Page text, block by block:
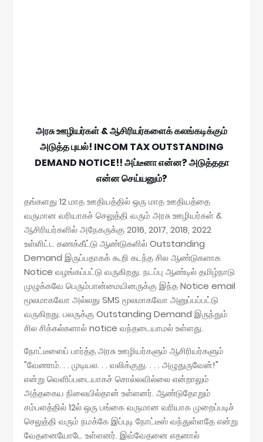
அரசு ஊழியர்கள் & ஆசிரியர்களைக் கலங்கடிக்கும்
அடுத்த புயல்! INCOM TAX OUTSTANDING
DEMAND NOTICE!! அப்டீனா என்ன? அடுத்ததா
என்ன செய்யனும்?
தங்களது 12 மாத ஊதியத்தில் ஒரு மாத ஊதியத்தை
வருமான வரியாகச் செலுத்தி வரும் அரசு ஊழியர்கள் &
ஆசிரியர்களில் அநேகருக்கு 2016, 2017, 2018, 2022
உள்ளிட்ட கணக்கீட்டு ஆண்டுகளில் Outstanding
Demand இருப்பதாகக் கூறி கடந்த சில ஆண்டுகளாக
Notice வழங்கப்பட்டு வருகிறது. நடப்பு ஆண்டில் தமிழ்நாடு
முழுக்கவே பெரும்பான்மையினருக்கு இந்த Notice email
மூலமாகவோ அல்லது SMS மூலமாகவோ அனுப்பப்பட்டு
வருகிறது. பலருக்கு Outstanding Demand இருந்தும்
சில சிக்கல்களால் notice வந்தடையாமல் உள்ளது.
நோட்டீஸைப் பார்த்த அரசு ஊழியர்களும் ஆசிரியர்களும்
"வேணாம். . . முடியல. . . வலிக்குது. . . . அழுதுருவேன்!"
என்று வெளிப்படையாகச் சொல்லவில்லை என்றாலும்
அத்தகைய நிலையில்தான் உள்ளனர். ஆண்டுதோறும்
சம்பளத்தில் 12ல் ஒரு பங்கை வருமான வரியாக முறைப்படிச்
செலுத்தி வரும் நமக்கே இப்புடி நோட்டீஸ் வந்துள்ளதே என்று
வேதனையோடே உள்ளனர். இவ்வேதனை எதனால்